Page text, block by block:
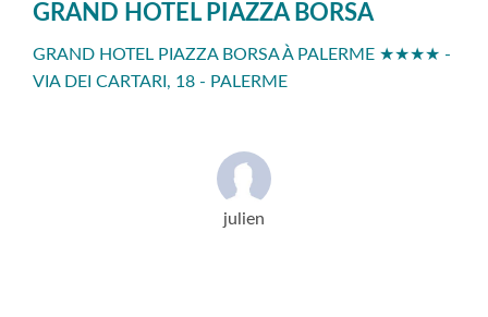
GRAND HOTEL PIAZZA BORSA
GRAND HOTEL PIAZZA BORSA À PALERME ★★★★ -
VIA DEI CARTARI, 18 - PALERME
julien